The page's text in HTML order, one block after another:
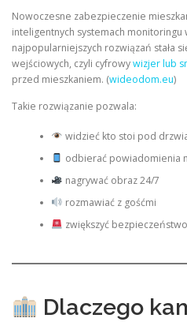
Nowoczesne zabezpieczenie
inteligentnych systemach monitoringu
najpopularniejszych rozwiązań stała
wejściowych, czyli cyfrowywizjer lub
przed mieszkaniem. (wideodom.eu)
Takie rozwiązanie pozwala:
widzieć kto stoi pod
odbierać powiadomienia
nagrywać obraz 24/7
rozmawiać z gośćmi
zwiększyć
Dlaczego